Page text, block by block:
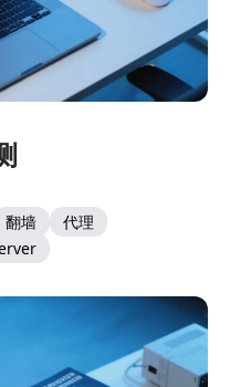
翻墙
代理